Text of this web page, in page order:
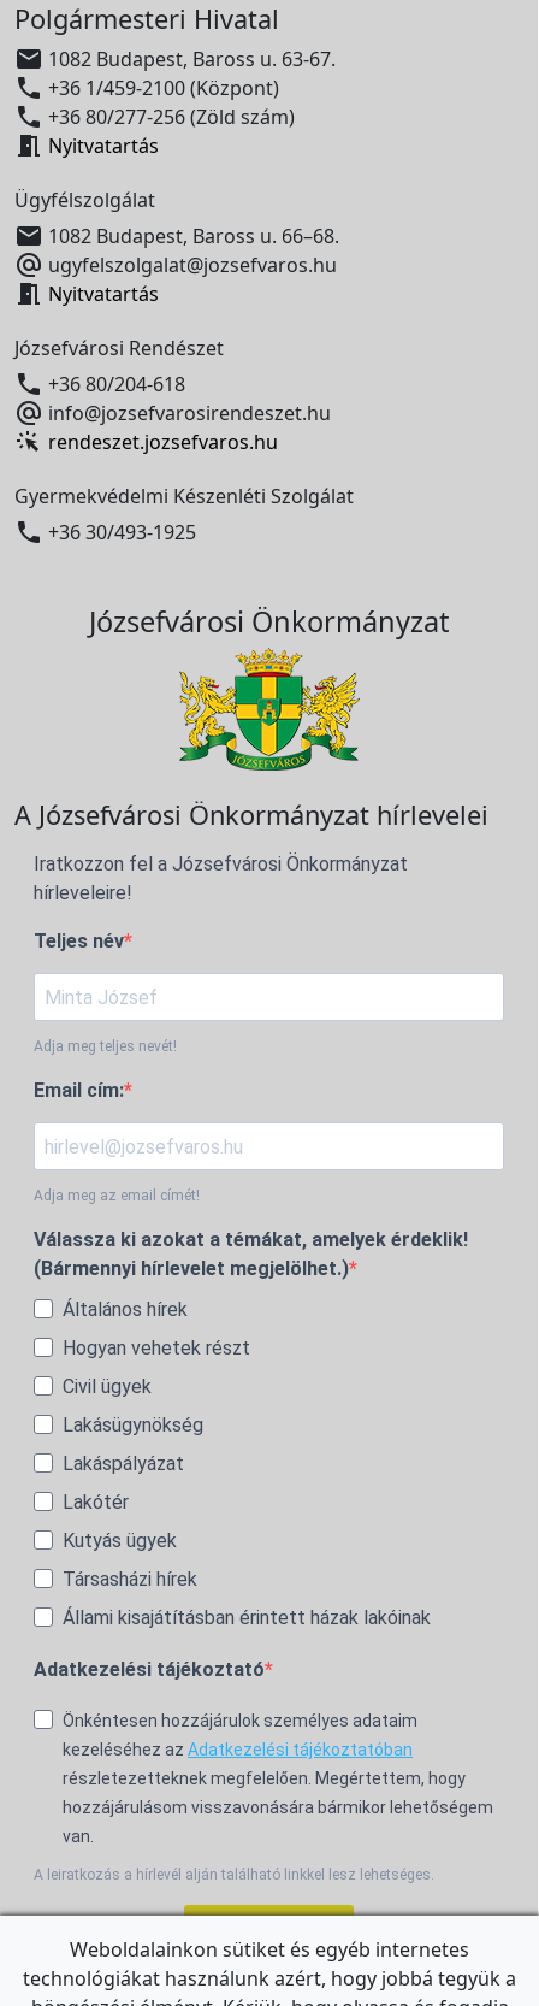
Polgármesteri Hivatal
 1082 Budapest, Baross u. 63-67.
 +36 1/459-2100 (Központ)
 +36 80/277-256 (Zöld szám)
 Nyitvatartás
Ügyfélszolgálat
 1082 Budapest, Baross u. 66–68.
 ugyfelszolgalat@jozsefvaros.hu
 Nyitvatartás
Józsefvárosi Rendészet
 +36 80/204-618
 info@jozsefvarosirendeszet.hu
rendeszet.jozsefvaros.hu
Gyermekvédelmi Készenléti Szolgálat
 +36 30/493-1925
Józsefvárosi Önkormányzat
A Józsefvárosi Önkormányzat hírlevelei
Iratkozzon fel a Józsefvárosi Önkormányzat
hírleveleire!
Teljes név
Adja meg teljes nevét!
Email cím:
Adja meg az email címét!
Válassza ki azokat a témákat, amelyek érdeklik!
(Bármennyi hírlevelet megjelölhet.)
Általános hírek
Hogyan vehetek részt
Civil ügyek
Lakásügynökség
Lakáspályázat
Lakótér
Kutyás ügyek
Társasházi hírek
Állami kisajátításban érintett házak lakóinak
Adatkezelési tájékoztató
Önkéntesen hozzájárulok személyes adataim
kezeléséhez az Adatkezelési tájékoztatóban
részletezetteknek megfelelően. Megértettem, hogy
hozzájárulásom visszavonására bármikor lehetőségem
van.
A leiratkozás a hírlevél alján található linkkel lesz lehetséges.
For the English Newsletter, clickHERE.
Weboldalainkon sütiket és egyéb internetes
technológiákat használunk azért, hogy jobbá tegyük a